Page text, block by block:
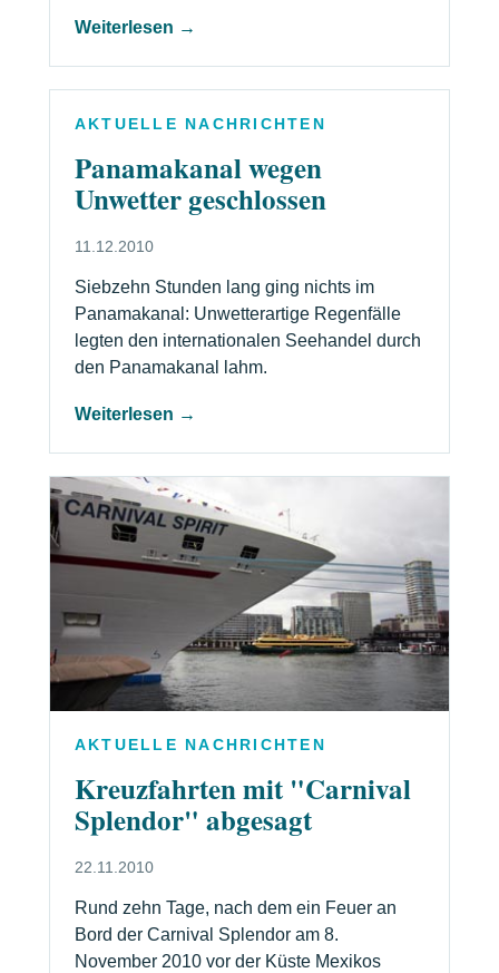
Weiterlesen →
AKTUELLE NACHRICHTEN
Panamakanal wegen
Unwetter geschlossen
11.12.2010
Siebzehn Stunden lang ging nichts im
Panamakanal: Unwetterartige Regenfälle
legten den internationalen Seehandel durch
den Panamakanal lahm.
Weiterlesen →
AKTUELLE NACHRICHTEN
Kreuzfahrten mit "Carnival
Splendor" abgesagt
22.11.2010
Rund zehn Tage, nach dem ein Feuer an
Bord der Carnival Splendor am 8.
November 2010 vor der Küste Mexikos